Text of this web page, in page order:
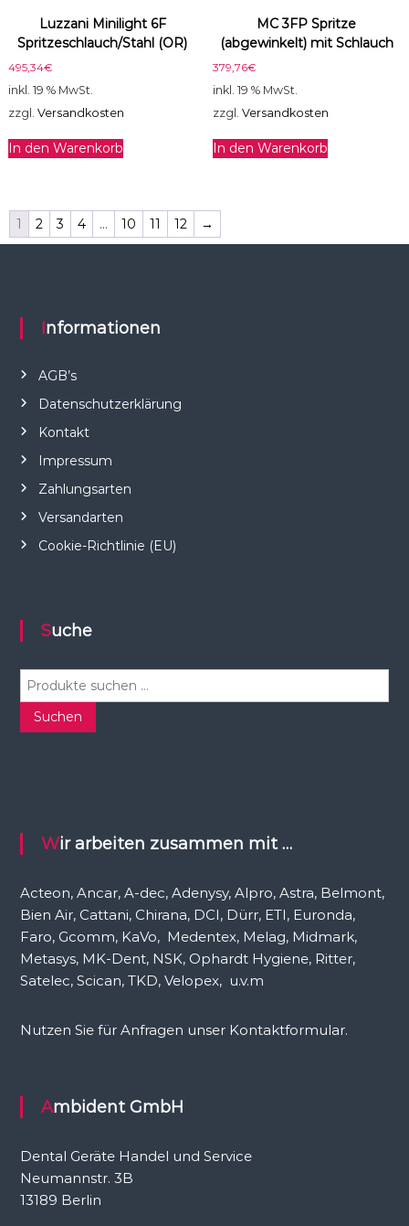
Luzzani Minilight 6F
Spritzeschlauch/Stahl (OR)
495,34€
inkl. 19 % MwSt.
zzgl. Versandkosten
In den Warenkorb
MC 3FP Spritze
(abgewinkelt) mit Schlauch
379,76€
inkl. 19 % MwSt.
zzgl. Versandkosten
In den Warenkorb
1 2 3 4 … 10 11 12 →
Informationen
AGB’s
Datenschutzerklärung
Kontakt
Impressum
Zahlungsarten
Versandarten
Cookie-Richtlinie (EU)
Suche
h
c
Suchen
Wir arbeiten zusammen mit …
Acteon, Ancar, A-dec, Adenysy, Alpro, Astra, Belmont,
Bien Air, Cattani, Chirana, DCI, Dürr, ETI, Euronda,
Faro, Gcomm, KaVo, Medentex, Melag, Midmark,
Metasys, MK-Dent, NSK, Ophardt Hygiene, Ritter,
Satelec, Scican, TKD, Velopex, u.v.m
Nutzen Sie für Anfragen unser Kontaktformular.
Ambident GmbH
Dental Geräte Handel und Service
Neumannstr. 3B
13189 Berlin